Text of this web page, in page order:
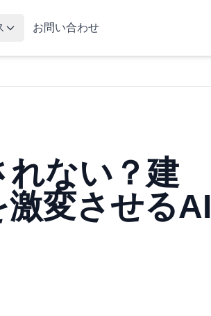
お問い合わせ
ない？建
変させるAI